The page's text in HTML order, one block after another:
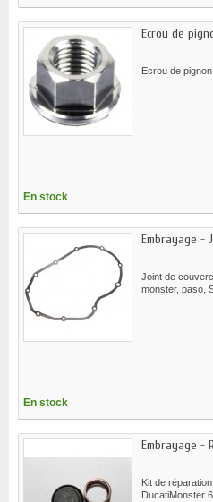
Ecrou de
Ecrou de
En stock
Embrayage -
Joint de
monster, paso,
En stock
Embrayage -
Kit de
DucatiMonster